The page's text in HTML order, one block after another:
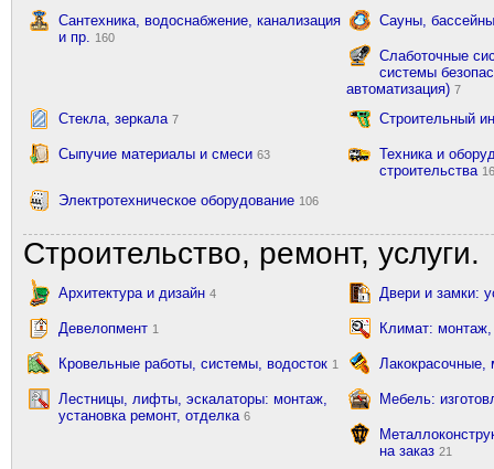
Сантехника, водоснабжение, канализация
и пр.
160
Сауны,
Слаботочные
системы
автоматизация) 7
Стекла, зеркала 7 Строительный
Сыпучие материалы и смеси 63
Техника и
строительства
Электротехническое оборудование 106
Строительство, ремонт, услуги.
Архитектура и дизайн 4 Двери и замки:
Девелопмент 1 Климат:
Кровельные работы, системы, водосток 1
Лестницы, лифты, эскалаторы: монтаж,
установка ремонт, отделка 6
Мебель:
на заказ 21